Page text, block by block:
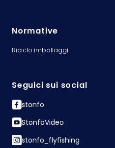
Normative
Riciclo imballaggi
Seguici sui social
stonfo
StonfoVideo
stonfo_flyfishing